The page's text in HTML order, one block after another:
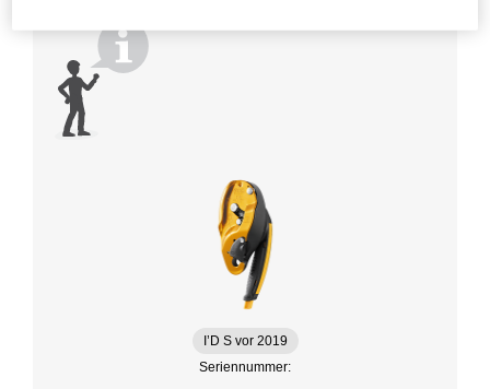
I’D S vor 2019
Seriennummer: